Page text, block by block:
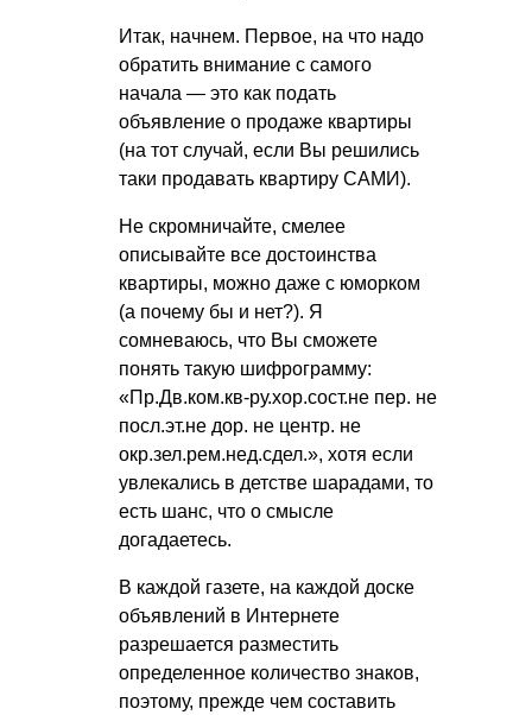
Итак, начнем. Первое, на что надо
обратить внимание с самого
начала — это как подать
объявление о продаже квартиры
(на тот случай, если Вы решились
таки продавать квартиру САМИ).
Не скромничайте, смелее
описывайте все достоинства
квартиры, можно даже с юморком
(а почему бы и нет?). Я
сомневаюсь, что Вы сможете
понять такую шифрограмму:
«Пр.Дв.ком.кв-ру.хор.сост.не пер. не
посл.эт.не дор. не центр. не
окр.зел.рем.нед.сдел.», хотя если
увлекались в детстве шарадами, то
есть шанс, что о смысле
догадаетесь.
В каждой газете, на каждой доске
объявлений в Интернете
разрешается разместить
определенное количество знаков,
поэтому, прежде чем составить